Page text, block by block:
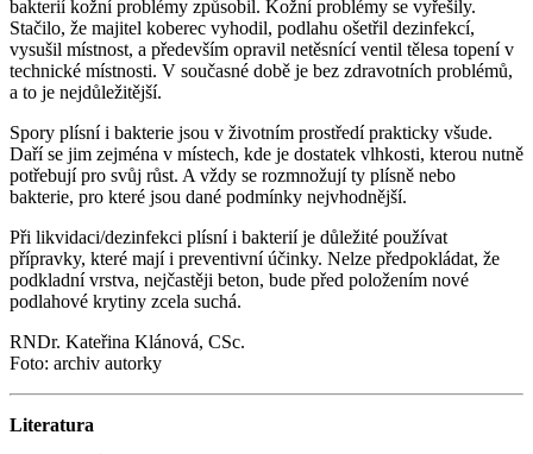
bakterií kožní problémy způsobil. Kožní problémy se vyřešily.
Stačilo, že majitel koberec vyhodil, podlahu ošetřil dezinfekcí,
vysušil místnost, a především opravil netěsnící ventil tělesa topení v
technické místnosti. V současné době je bez zdravotních problémů,
a to je nejdůležitější.
Spory plísní i bakterie jsou v životním prostředí prakticky všude.
Daří se jim zejména v místech, kde je dostatek vlhkosti, kterou nutně
potřebují pro svůj růst. A vždy se rozmnožují ty plísně nebo
bakterie, pro které jsou dané podmínky nejvhodnější.
Při likvidaci/dezinfekci plísní i bakterií je důležité používat
přípravky, které mají i preventivní účinky. Nelze předpokládat, že
podkladní vrstva, nejčastěji beton, bude před položením nové
podlahové krytiny zcela suchá.
RNDr. Kateřina Klánová, CSc.
Foto: archiv autorky
Literatura